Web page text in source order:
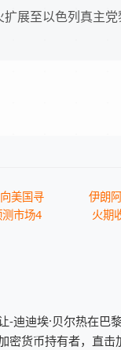
扩展至以色列真主
美国寻
市场4
伊朗
火期
-迪迪埃·贝尔热在巴
密货币持有者，直击